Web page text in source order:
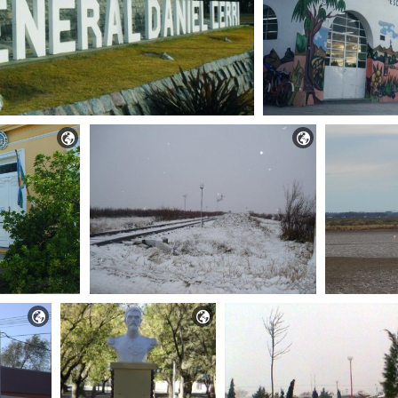
 
 